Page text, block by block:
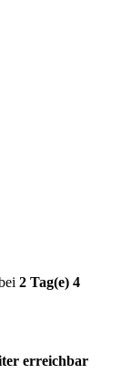
2 Tag(e) 4
erreichbar